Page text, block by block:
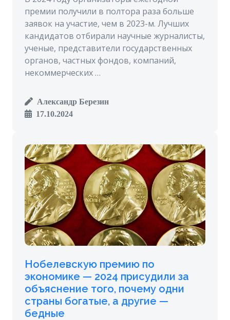
премии получили в полтора раза больше
заявок на участие, чем в 2023-м. Лучших
кандидатов отбирали научные журналисты,
ученые, представители государственных
органов, частных фондов, компаний,
некоммерческих …
Александр Березин
17.10.2024
Нобелевскую премию по
экономике — 2024 присудили за
объяснение того, почему одни
страны богатые, а другие —
бедные